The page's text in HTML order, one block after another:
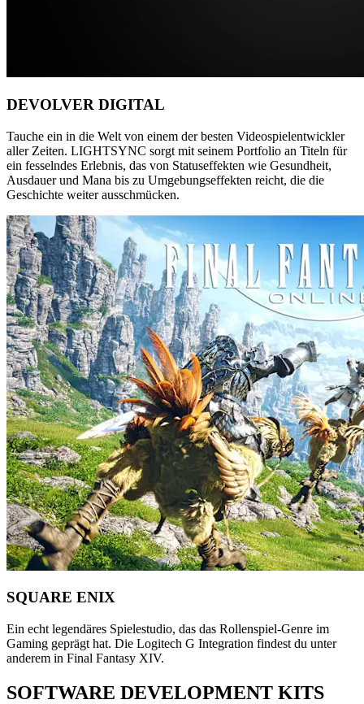
DEVOLVER DIGITAL
Tauche ein in die Welt von einem der besten Videospielentwickler
aller Zeiten. LIGHTSYNC sorgt mit seinem Portfolio an Titeln für
ein fesselndes Erlebnis, das von Statuseffekten wie Gesundheit,
Ausdauer und Mana bis zu Umgebungseffekten reicht, die die
Geschichte weiter ausschmücken.
SQUARE ENIX
Ein echt legendäres Spielestudio, das das Rollenspiel-Genre im
Gaming geprägt hat. Die Logitech G Integration findest du unter
anderem in Final Fantasy XIV.
SOFTWARE DEVELOPMENT KITS